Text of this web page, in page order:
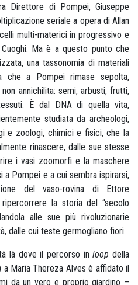
Direttore di Pompei, Giuseppe
seriale a opera di Allan
multi-materici in progressivo e
Ma è a questo punto che
una tassonomia di materiali
a Pompei rimase sepolta,
annichilita: semi, arbusti, frutti,
È dal DNA di quella vita,
studiata da archeologi,
e zoologi, chimici e fisici, che la
rinascere, dalle sue stesse
i vasi zoomorfi e la maschere
a Pompei e a cui sembra ispirarsi,
del vaso-rovina di Ettore
la storia del “secolo
alle sue più rivoluzionarie
dalle cui teste germogliano fiori.
là dove il percorso inloopdella
Maria Thereza Alves è affidato il
da un vero e proprio giardino –